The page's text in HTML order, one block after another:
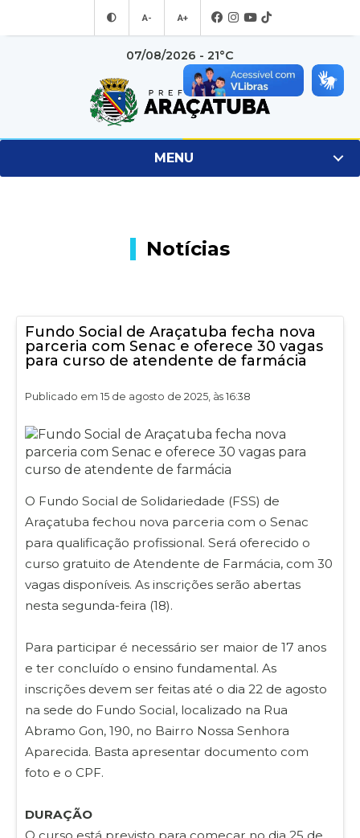
A- A+
07/08/2026 - 21°C
MENU
Notícias
Fundo Social de Araçatuba fecha nova
parceria com Senac e oferece 30 vagas
para curso de atendente de farmácia
Publicado em 15 de agosto de 2025, às 16:38
O Fundo Social de Solidariedade (FSS) de
Araçatuba fechou nova parceria com o Senac
para qualificação profissional. Será oferecido o
curso gratuito de Atendente de Farmácia, com 30
vagas disponíveis. As inscrições serão abertas
nesta segunda-feira (18).
Para participar é necessário ser maior de 17 anos
e ter concluído o ensino fundamental. As
inscrições devem ser feitas até o dia 22 de agosto
na sede do Fundo Social, localizado na Rua
Abramo Gon, 190, no Bairro Nossa Senhora
Aparecida. Basta apresentar documento com
foto e o CPF.
DURAÇÃO